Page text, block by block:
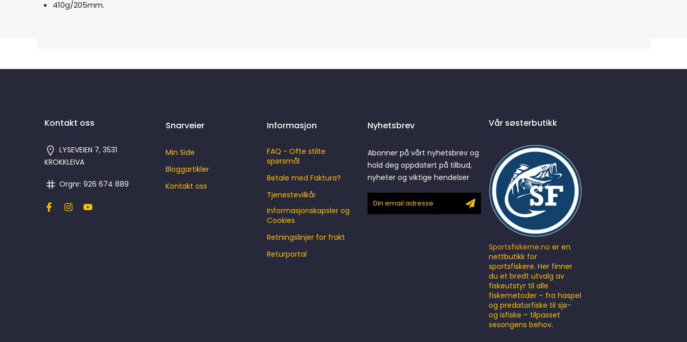
410g/205mm.
Kontakt oss
LYSEVEIEN 7, 3531
KROKKLEIVA
Orgnr: 926 674 889
Snarveier
Min Side
Bloggartikler
Kontakt oss
Informasjon
FAQ - Ofte stilte
spørsmål
Betale med Faktura?
Tjenestevilkår
Informasjonskapsler og
Cookies
Retningslinjer for frakt
Returportal
Nyhetsbrev
Abonner på vårt nyhetsbrev og
hold deg oppdatert på tilbud,
nyheter og viktige hendelser
Vår søsterbutikk
Sportsfiskerne.no er en
nettbutikk for
sportsfiskere. Her finner
du et bredt utvalg av
fiskeutstyr til alle
fiskemetoder – fra haspel
og predatorfiske til sjø-
og isfiske – tilpasset
sesongens behov.